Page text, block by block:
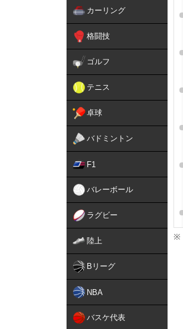
カーリング
格闘技
ゴルフ
テニス
卓球
バドミントン
F1
バレーボール
ラグビー
陸上
Bリーグ
NBA
バスケ代表